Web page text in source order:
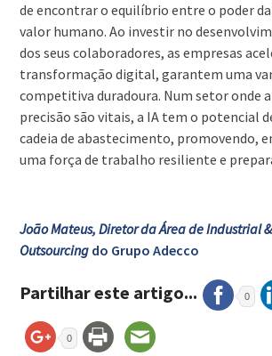
de encontrar o equilíbrio entre o poder
valor humano. Ao investir no
dos seus colaboradores, as empresas
transformação digital, garantem uma
competitiva duradoura. Num setor onde a
precisão são vitais, a IA tem o potencial
cadeia de abastecimento, promovendo,
uma força de trabalho resiliente e
João Mateus, Diretor da Área de Industrial
Outsourcing do Grupo Adecco
Partilhar este artigo... 0
0